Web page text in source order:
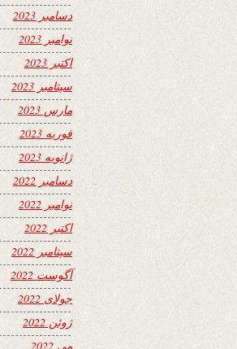
دسامبر 2023
نوامبر 2023
اکتبر 2023
سپتامبر 2023
مارس 2023
فوریه 2023
ژانویه 2023
دسامبر 2022
نوامبر 2022
اکتبر 2022
سپتامبر 2022
آگوست 2022
جولای 2022
ژوئن 2022
می 2022